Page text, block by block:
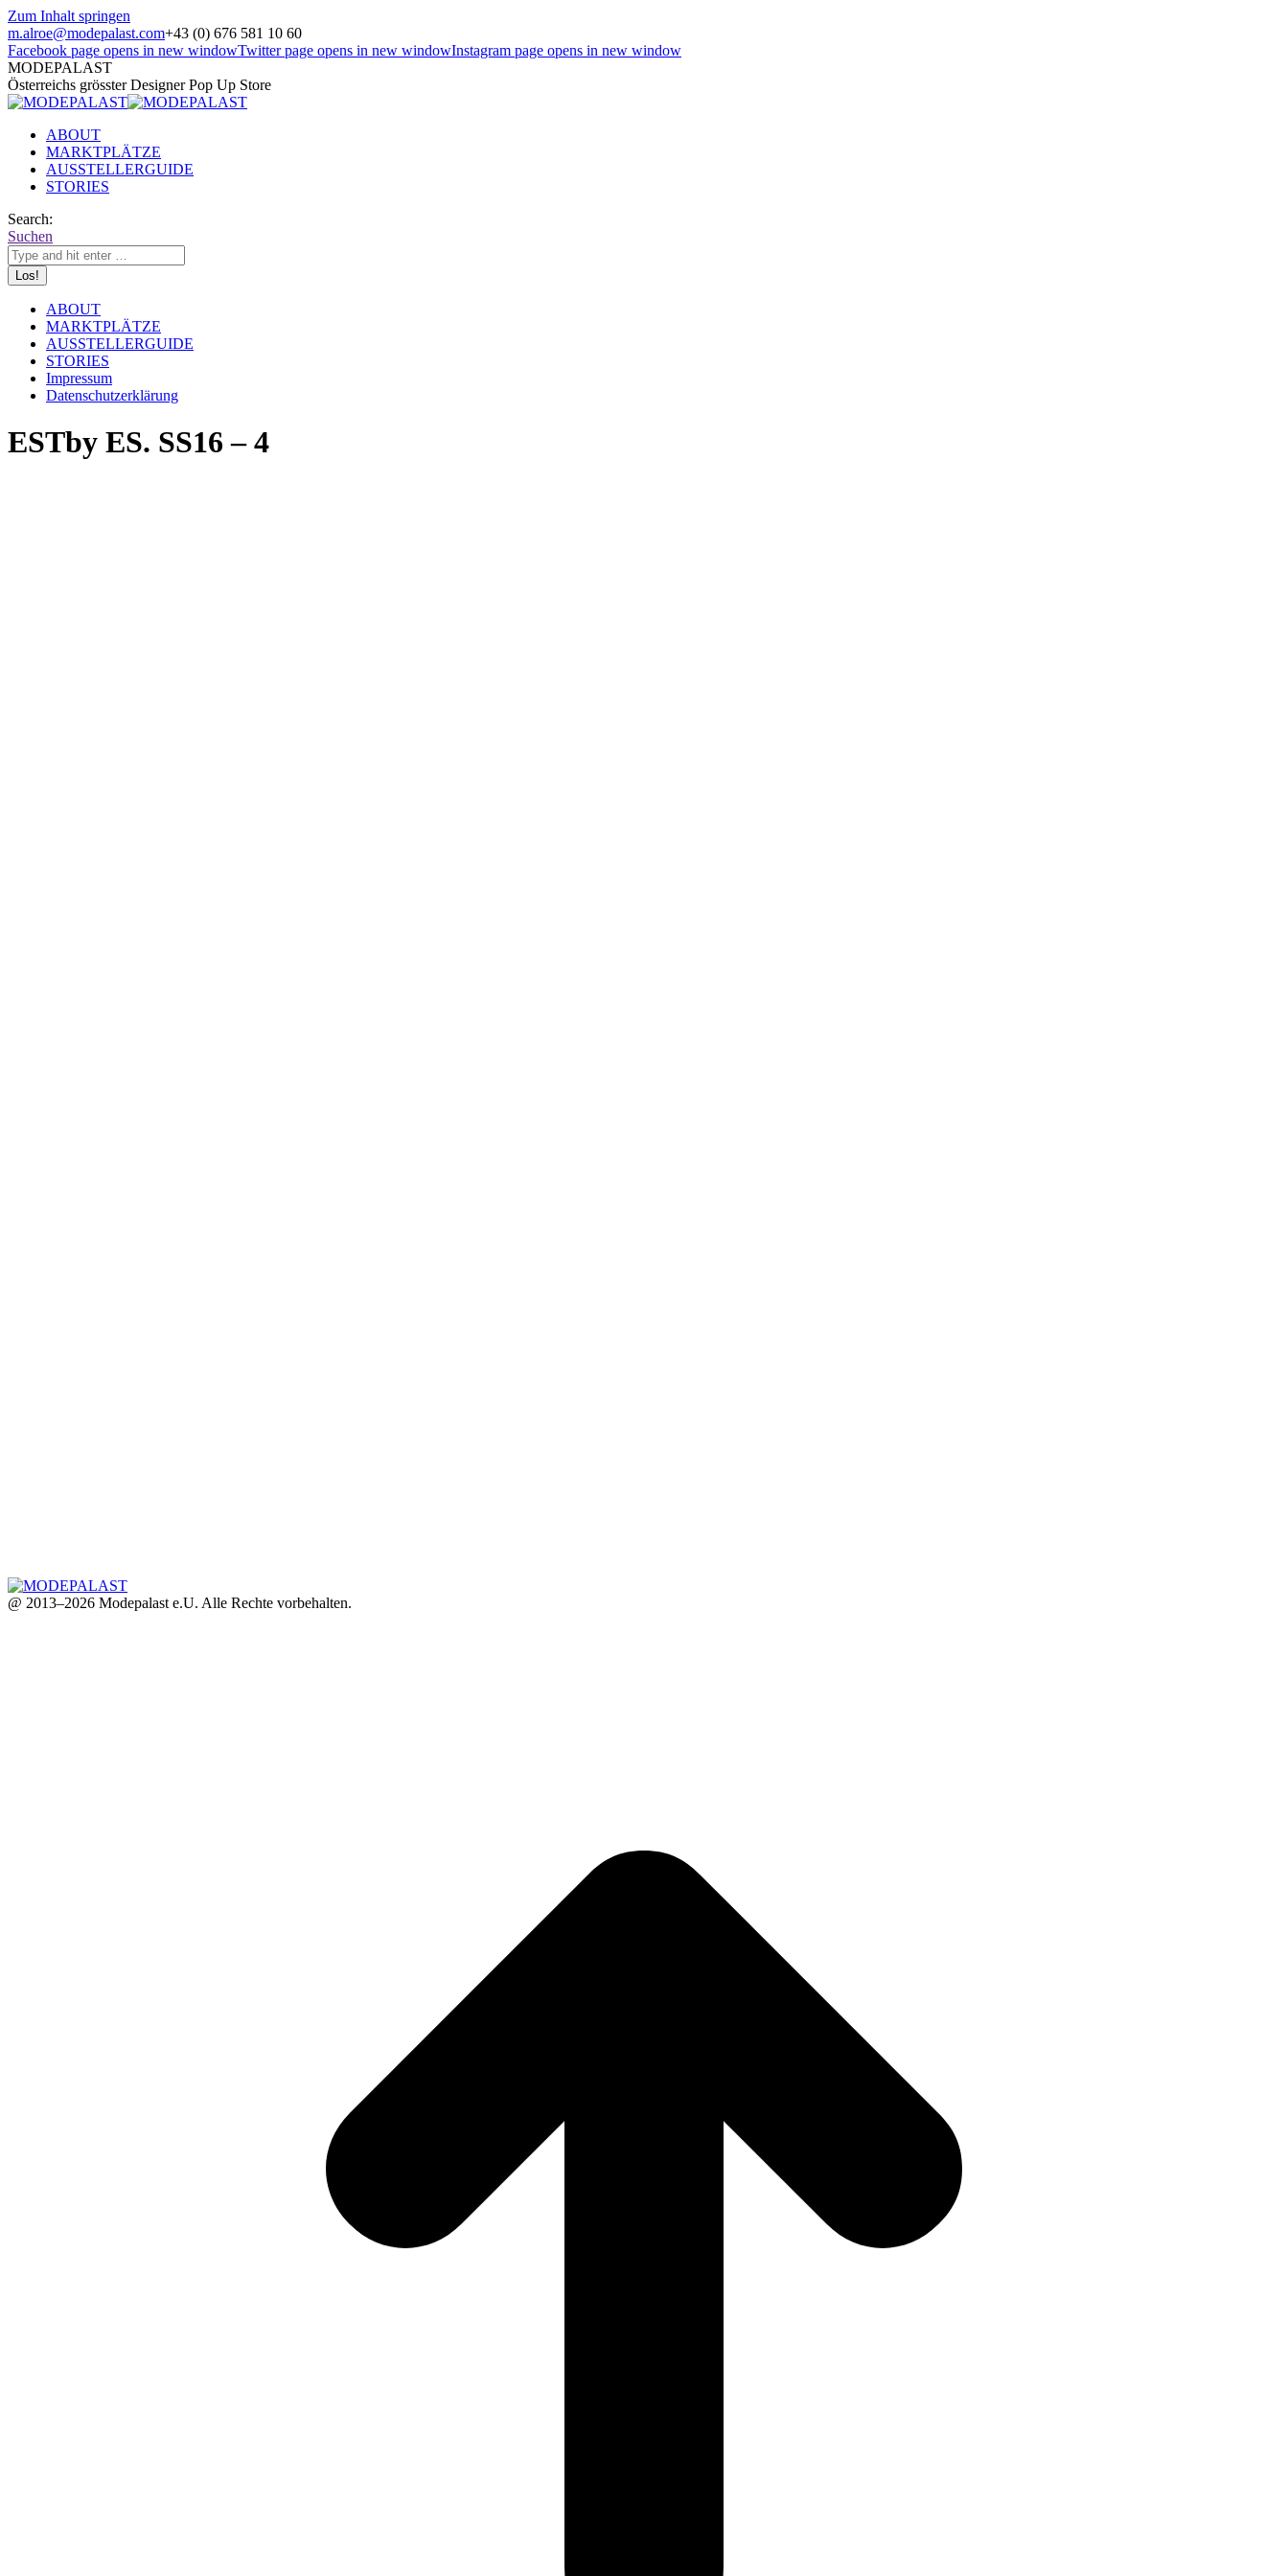
Zum Inhalt springen
m.alroe@modepalast.com+43 (0) 676 581 10 60
Facebook page opens in new windowTwitter page opens in new windowInstagram page opens in new window
MODEPALAST
Österreichs grösster Designer Pop Up Store
ABOUT
MARKTPLÄTZE
AUSSTELLERGUIDE
STORIES
Search:
Suchen
ABOUT
MARKTPLÄTZE
AUSSTELLERGUIDE
STORIES
Impressum
Datenschutzerklärung
ESTby ES. SS16 – 4
@ 2013–2026 Modepalast e.U. Alle Rechte vorbehalten.